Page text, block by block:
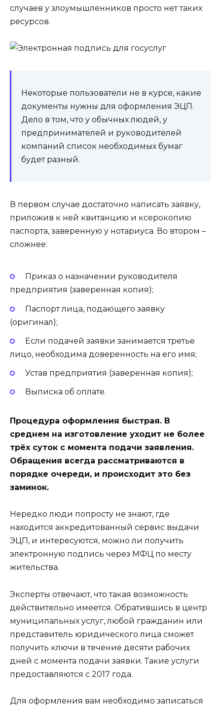
случаев у злоумышленников просто нет таких
ресурсов.
Некоторые пользователи не в курсе, какие
документы нужны для оформления ЭЦП.
Дело в том, что у обычных людей, у
предпринимателей и руководителей
компаний список необходимых бумаг
будет разный.
В первом случае достаточно написать заявку,
приложив к ней квитанцию и ксерокопию
паспорта, заверенную у нотариуса. Во втором –
сложнее:
Приказ о назначении руководителя
предприятия (заверенная копия);
Паспорт лица, подающего заявку
(оригинал);
Если подачей заявки занимается третье
лицо, необходима доверенность на его имя;
Устав предприятия (заверенная копия);
Выписка об оплате.
Процедура оформления быстрая. В
среднем на изготовление уходит не более
трёх суток с момента подачи заявления.
Обращения всегда рассматриваются в
порядке очереди, и происходит это без
заминок.
Нередко люди попросту не знают, где
находится аккредитованный сервис выдачи
ЭЦП, и интересуются, можно ли получить
электронную подпись через МФЦ по месту
жительства.
Эксперты отвечают, что такая возможность
действительно имеется. Обратившись в центр
муниципальных услуг, любой гражданин или
представитель юридического лица сможет
получить ключи в течение десяти рабочих
дней с момента подачи заявки. Такие услуги
предоставляются с 2017 года.
Для оформления вам необходимо записаться